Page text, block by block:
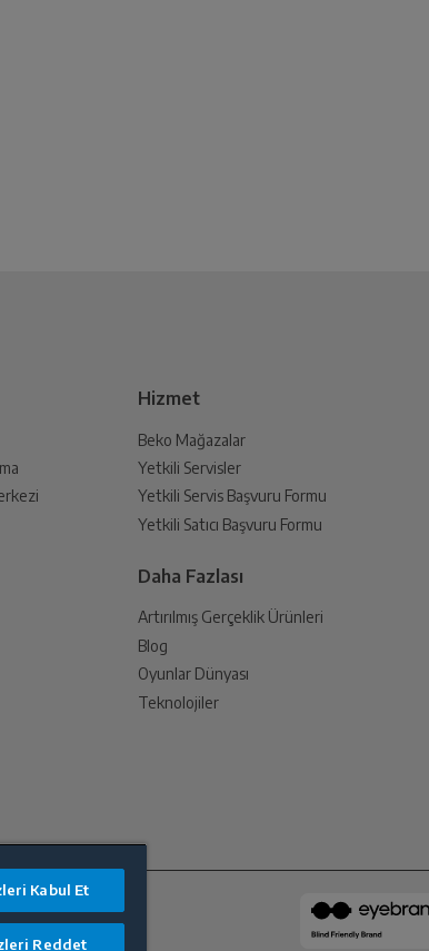
Hizmet
Beko Mağazalar
Yetkili Servisler
Yetkili Servis Başvuru Formu
Yetkili Satıcı Başvuru Formu
Daha Fazlası
Artırılmış Gerçeklik Ürünleri
Blog
Oyunlar Dünyası
Teknolojiler
Kabul Et
Reddet